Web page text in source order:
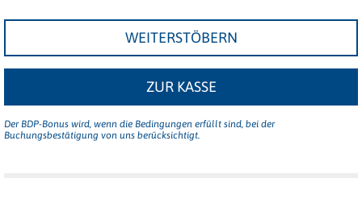
WEITERSTÖBERN
ZUR KASSE
Der BDP-Bonus wird, wenn die Bedingungen erfüllt sind, bei der
Buchungsbestätigung von uns berücksichtigt.